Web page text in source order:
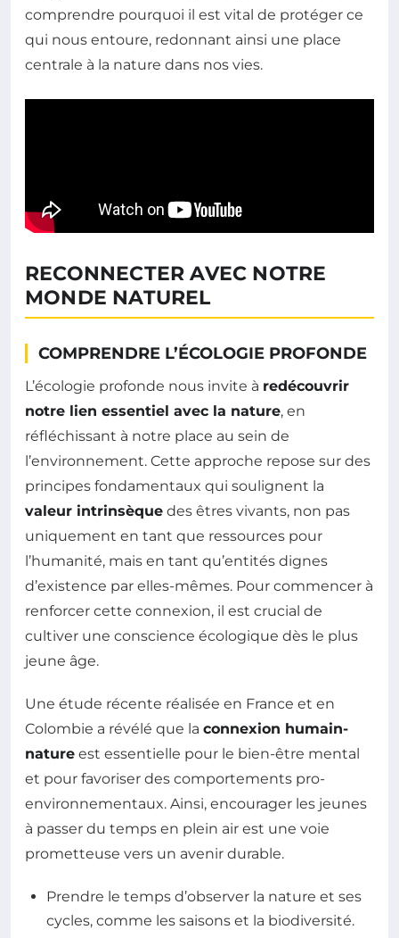
comprendre pourquoi il est vital de protéger ce
qui nous entoure, redonnant ainsi une place
centrale à la nature dans nos vies.
RECONNECTER AVEC NOTRE
MONDE NATUREL
COMPRENDRE L’ÉCOLOGIE PROFONDE
L’écologie profonde nous invite à redécouvrir
notre lien essentiel avec la nature, en
réfléchissant à notre place au sein de
l’environnement. Cette approche repose sur des
principes fondamentaux qui soulignent la
valeur intrinsèque des êtres vivants, non pas
uniquement en tant que ressources pour
l’humanité, mais en tant qu’entités dignes
d’existence par elles-mêmes. Pour commencer à
renforcer cette connexion, il est crucial de
cultiver une conscience écologique dès le plus
jeune âge.
Une étude récente réalisée en France et en
Colombie a révélé que la connexion humain-
nature est essentielle pour le bien-être mental
et pour favoriser des comportements pro-
environnementaux. Ainsi, encourager les jeunes
à passer du temps en plein air est une voie
prometteuse vers un avenir durable.
Prendre le temps d’observer la nature et ses
cycles, comme les saisons et la biodiversité.